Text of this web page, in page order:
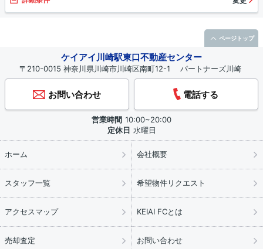
ケイアイ川崎駅東口不動産センター
〒210-0015 神奈川県川崎市川崎区南町12-1 パートナーズ川崎
お問い合わせ 電話する
営業時間 10:00~20:00
定休日 水曜日
ホーム 会社概要
スタッフ一覧 希望物件リクエスト
アクセスマップ KEIAI FCとは
売却査定 お問い合わせ
ページトップ